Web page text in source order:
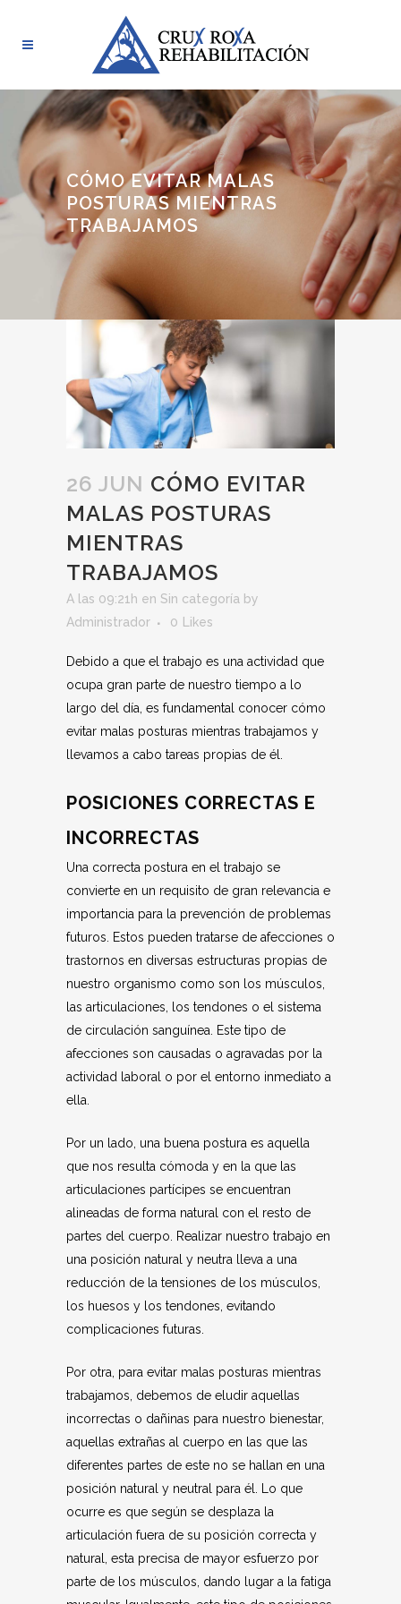
CÓMO EVITAR MALAS
POSTURAS MIENTRAS
TRABAJAMOS
26 JUN CÓMO EVITAR
MALAS POSTURAS
MIENTRAS
TRABAJAMOS
A las 09:21h en Sin categoría by
Administrador
0 Likes
Debido a que el trabajo es una actividad que
ocupa gran parte de nuestro tiempo a lo
largo del día, es fundamental conocer cómo
evitar malas posturas mientras trabajamos y
llevamos a cabo tareas propias de él.
POSICIONES CORRECTAS E
INCORRECTAS
Una correcta postura en el trabajo se
convierte en un requisito de gran relevancia e
importancia para la prevención de problemas
futuros. Estos pueden tratarse de afecciones o
trastornos en diversas estructuras propias de
nuestro organismo como son los músculos,
las articulaciones, los tendones o el sistema
de circulación sanguínea. Este tipo de
afecciones son causadas o agravadas por la
actividad laboral o por el entorno inmediato a
ella.
Por un lado, una buena postura es aquella
que nos resulta cómoda y en la que las
articulaciones partícipes se encuentran
alineadas de forma natural con el resto de
partes del cuerpo. Realizar nuestro trabajo en
una posición natural y neutra lleva a una
reducción de la tensiones de los músculos,
los huesos y los tendones, evitando
complicaciones futuras.
Por otra, para evitar malas posturas mientras
trabajamos, debemos de eludir aquellas
incorrectas o dañinas para nuestro bienestar,
aquellas extrañas al cuerpo en las que las
diferentes partes de este no se hallan en una
posición natural y neutral para él. Lo que
ocurre es que según se desplaza la
articulación fuera de su posición correcta y
natural, esta precisa de mayor esfuerzo por
parte de los músculos, dando lugar a la fatiga